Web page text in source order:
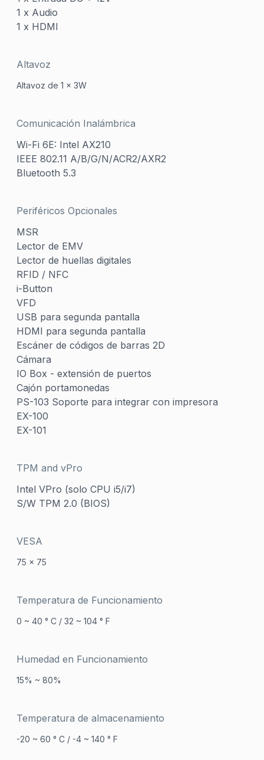
1 x Audio
1 x HDMI
Altavoz
Altavoz de 1 x 3W
Comunicación Inalámbrica
Wi-Fi 6E: Intel AX210
IEEE 802.11 A/B/G/N/ACR2/AXR2
Bluetooth 5.3
Periféricos Opcionales
MSR
Lector de EMV
Lector de huellas digitales
RFID / NFC
i-Button
VFD
USB para segunda pantalla
HDMI para segunda pantalla
Escáner de códigos de barras 2D
Cámara
IO Box - extensión de puertos
Cajón portamonedas
PS-103 Soporte para integrar con impresora
EX-100
EX-101
TPM and vPro
Intel VPro (solo CPU i5/i7)
S/W TPM 2.0 (BIOS)
VESA
75 x 75
Temperatura de Funcionamiento
0 ~ 40 ° C / 32 ~ 104 ° F
Humedad en Funcionamiento
15% ~ 80%
Temperatura de almacenamiento
-20 ~ 60 ° C / -4 ~ 140 ° F